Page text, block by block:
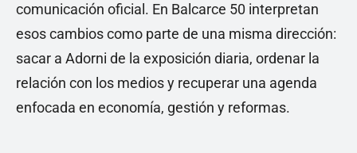
comunicación oficial. En Balcarce 50 interpretan
esos cambios como parte de una misma dirección:
sacar a Adorni de la exposición diaria, ordenar la
relación con los medios y recuperar una agenda
enfocada en economía, gestión y reformas.